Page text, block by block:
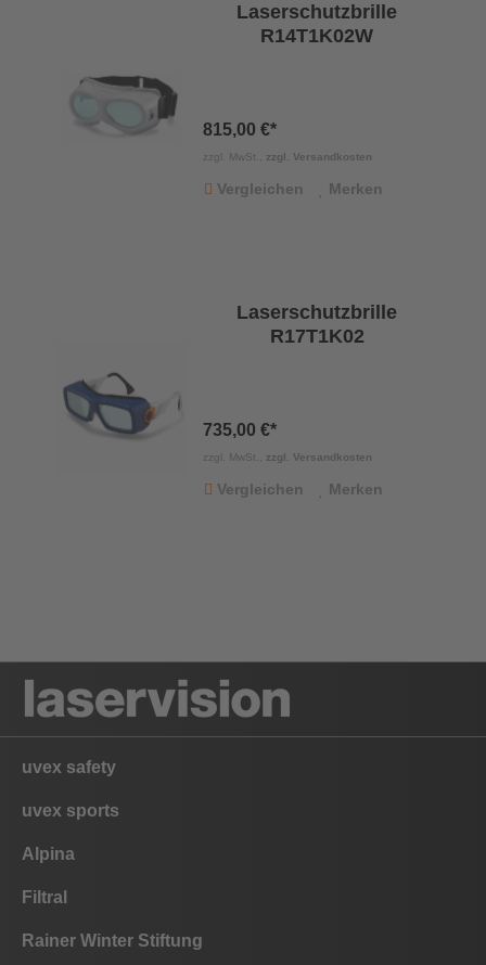
Laserschutzbrille
R14T1K02W
815,00 €*
zzgl. MwSt., zzgl. Versandkosten
Vergleichen Merken
Laserschutzbrille
R17T1K02
735,00 €*
zzgl. MwSt., zzgl. Versandkosten
Vergleichen Merken
uvex safety
uvex sports
Alpina
Filtral
Rainer Winter Stiftung